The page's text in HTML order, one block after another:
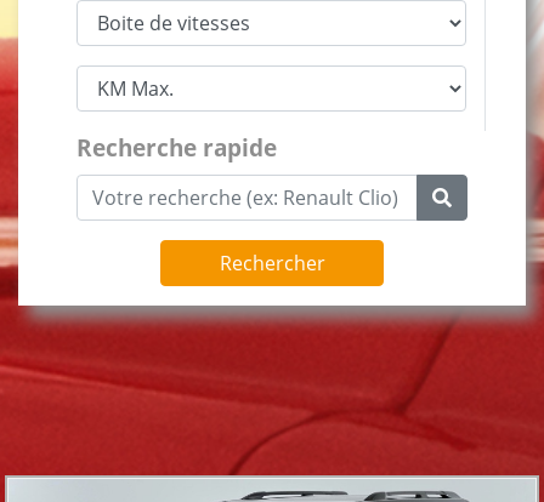
Recherche rapide
Rechercher
Les dernières annonces mises en lignes